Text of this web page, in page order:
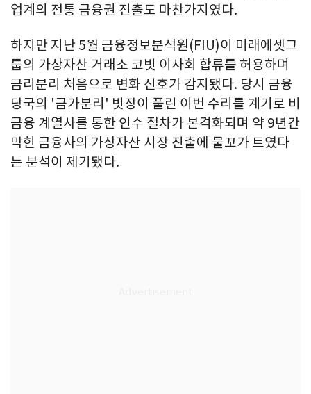
업계의 전통 금융권 진출도 마찬가지였다.
하지만 지난 5월 금융정보분석원(FIU)이 미래에셋그
룹의 가상자산 거래소 코빗 이사회 합류를 허용하며
금리분리 처음으로 변화 신호가 감지됐다. 당시 금융
당국의 '금가분리' 빗장이 풀린 이번 수리를 계기로 비
금융 계열사를 통한 인수 절차가 본격화되며 약 9년간
막힌 금융사의 가상자산 시장 진출에 물꼬가 트였다
는 분석이 제기됐다.